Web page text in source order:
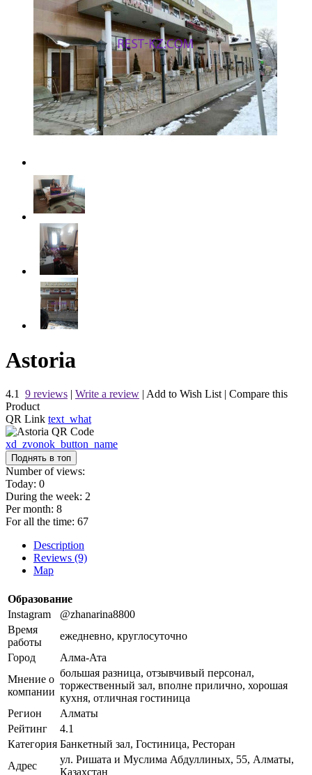
Astoria
4.1 9 reviews | Write a review | Add to Wish List | Compare this
Product
QR Link text_what
xd_zvonok_button_name
Поднять в топ
Number of views:
Today: 0
During the week: 2
Per month: 8
For all the time: 67
Description
Reviews (9)
Map
Образование
Instagram
@zhanarina8800
Время
работы
ежедневно, круглосуточно
Город
Алма-Ата
Мнение о
компании
большая разница, отзывчивый персонал,
торжественный зал, вполне прилично, хорошая
кухня, отличная гостиница
Регион
Алматы
Рейтинг
4.1
Категория Банкетный зал, Гостиница, Ресторан
Адрес
ул. Ришата и Муслима Абдуллиных, 55, Алматы,
Казахстан